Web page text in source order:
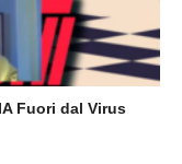
Fuori dal Virus